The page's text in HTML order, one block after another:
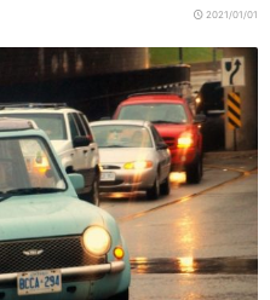
2021/01/01